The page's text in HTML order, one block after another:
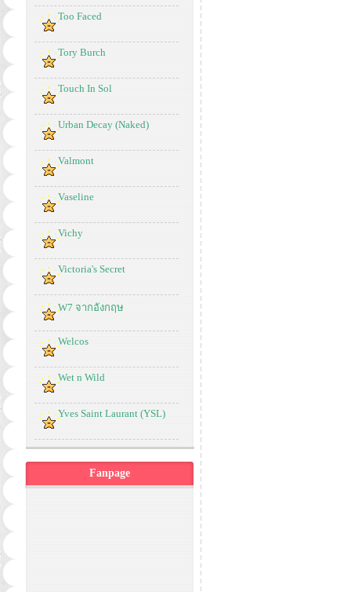
Too Faced
Tory Burch
Touch In Sol
Urban Decay (Naked)
Valmont
Vaseline
Vichy
Victoria's Secret
W7 จากอังกฤษ
Welcos
Wet n Wild
Yves Saint Laurant (YSL)
Fanpage